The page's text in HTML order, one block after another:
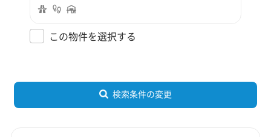
この物件を選択する
検索条件の変更